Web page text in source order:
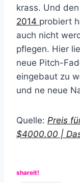
krass. Und
2014 probiert
auch nicht
pflegen. Hier
neue Pitch-
eingebaut zu
und ne neue
Quelle: Preis
$4000.00 |
shareit!